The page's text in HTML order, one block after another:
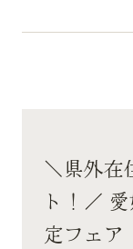
＼県外在
ト！／
定フェア